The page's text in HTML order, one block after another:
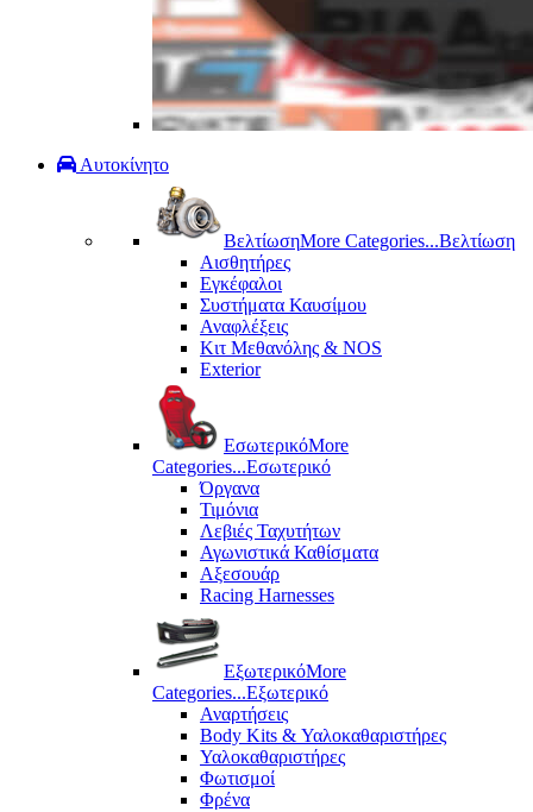
Αυτοκίνητο
ΒελτίωσηMore Categories...Βελτίωση
Αισθητήρες
Εγκέφαλοι
Συστήματα Καυσίμου
Αναφλέξεις
Κιτ Μεθανόλης & ΝΟS
Exterior
ΕσωτερικόMore
Categories...Εσωτερικό
Όργανα
Τιμόνια
Λεβιές Ταχυτήτων
Αγωνιστικά Καθίσματα
Αξεσουάρ
Racing Harnesses
ΕξωτερικόMore
Categories...Εξωτερικό
Αναρτήσεις
Body Kits & Υαλοκαθαριστήρες
Υαλοκαθαριστήρες
Φωτισμοί
Φρένα